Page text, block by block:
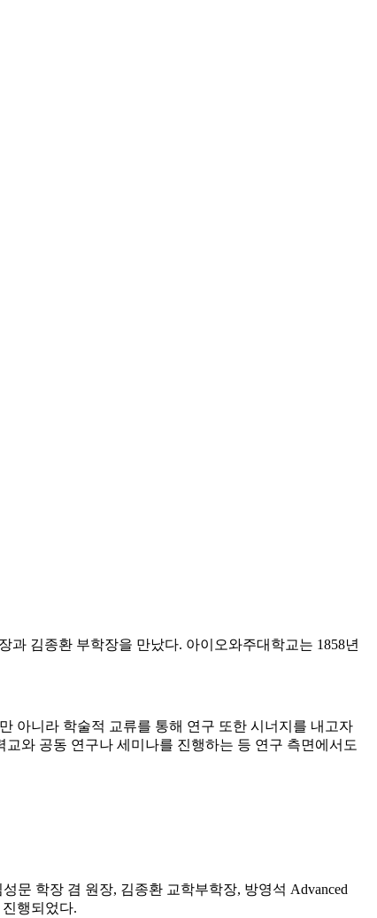
과 김종환 부학장을 만났다. 아이오와주대학교는 1858년
아니라 학술적 교류를 통해 연구 또한 시너지를 내고자
와 공동 연구나 세미나를 진행하는 등 연구 측면에서도
문 학장 겸 원장, 김종환 교학부학장, 방영석 Advanced
행되었다.